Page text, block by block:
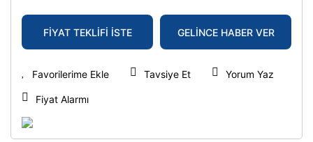
FİYAT TEKLİFİ İSTE GELİNCE HABER VER
Tavsiye Et Yorum Yaz
Fiyat Alarmı